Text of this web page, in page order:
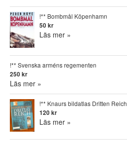
!** Bombmål Köpenhamn
50 kr
Läs mer »
!** Svenska arméns regementen
250 kr
Läs mer »
!** Knaurs bildatlas Dritten Reich
120 kr
Läs mer »